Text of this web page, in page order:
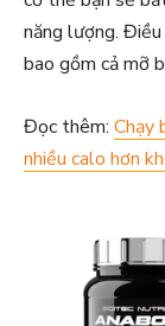
năng lượng.
bao gồm cả mỡ
Đọc thêm: Chạy
nhiều calo hơn